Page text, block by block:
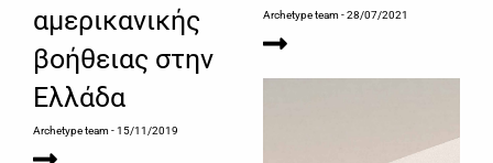
αμερικανικής
βοήθειας στην
Ελλάδα
Archetype team- 15/11/2019
Archetype team- 28/07/2021